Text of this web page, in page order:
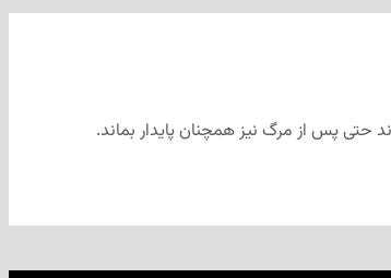
حتی پس از مرگ نیز همچنان پایدار بماند.